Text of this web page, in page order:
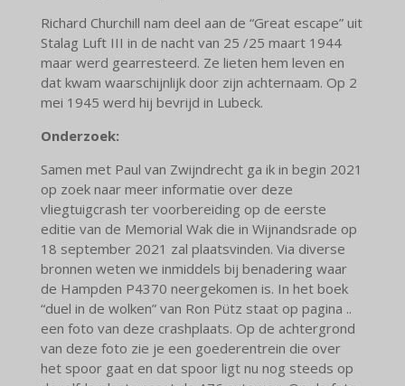
Richard Churchill nam deel aan de “Great escape” uit
Stalag Luft III in de nacht van 25 /25 maart 1944
maar werd gearresteerd. Ze lieten hem leven en
dat kwam waarschijnlijk door zijn achternaam. Op 2
mei 1945 werd hij bevrijd in Lubeck.
Onderzoek:
Samen met Paul van Zwijndrecht ga ik in begin 2021
op zoek naar meer informatie over deze
vliegtuigcrash ter voorbereiding op de eerste
editie van de Memorial Wak die in Wijnandsrade op
18 september 2021 zal plaatsvinden. Via diverse
bronnen weten we inmiddels bij benadering waar
de Hampden P4370 neergekomen is. In het boek
“duel in de wolken” van Ron Pütz staat op pagina ..
een foto van deze crashplaats. Op de achtergrond
van deze foto zie je een goederentrein die over
het spoor gaat en dat spoor ligt nu nog steeds op